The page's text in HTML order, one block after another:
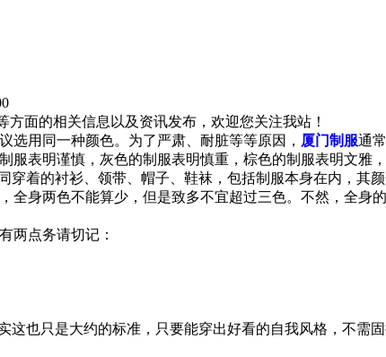
方面的相关信息以及资讯发布，欢迎您关注我站！
选用同一种颜色。为了严肃、耐脏等等原因， 厦门制服通
表明谨慎，灰色的制服表明慎重，棕色的制服表明文雅
着的衬衫、领带、帽子、鞋袜，包括制服本身在内，其
身两色不能算少，但是致多不宜超过三色。不然，全身
点务请切记：
也只是大约的标准，只要能穿出好看的自我风格，不需